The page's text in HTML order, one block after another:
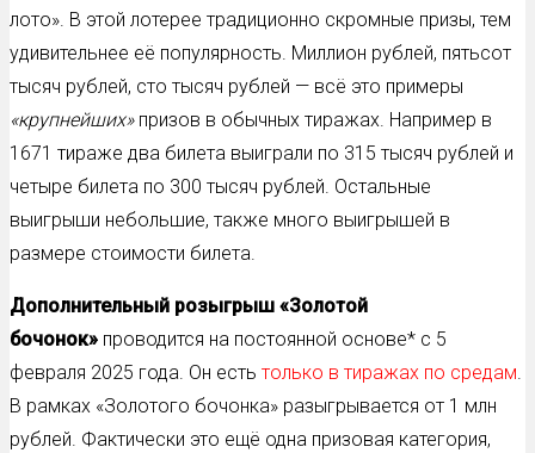
лото». В этой лотерее традиционно скромные призы, тем
удивительнее её популярность. Миллион рублей, пятьсот
тысяч рублей, сто тысяч рублей — всё это примеры
«крупнейших»призов в обычных тиражах. Например в
1671 тираже два билета выиграли по 315 тысяч рублей и
четыре билета по 300 тысяч рублей. Остальные
выигрыши небольшие, также много выигрышей в
размере стоимости билета.
Дополнительный розыгрыш «Золотой
бочонок» проводится на постоянной основе* с 5
февраля 2025 года. Он есть только в тиражах по средам.
В рамках «Золотого бочонка» разыгрывается от 1 млн
рублей. Фактически это ещё одна призовая категория,